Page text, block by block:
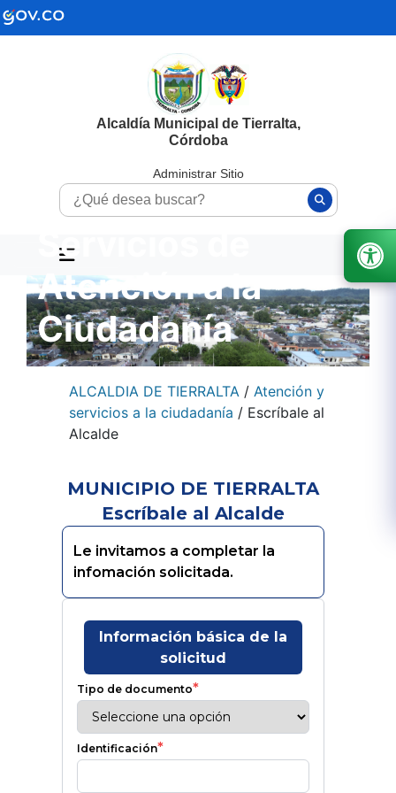
Alcaldía Municipal de Tierralta,
Córdoba
Administrar Sitio
Servicios de
Atención a la
Ciudadanía
ALCALDIA DE TIERRALTA / Atención y
servicios a la ciudadanía / Escríbale al
Alcalde